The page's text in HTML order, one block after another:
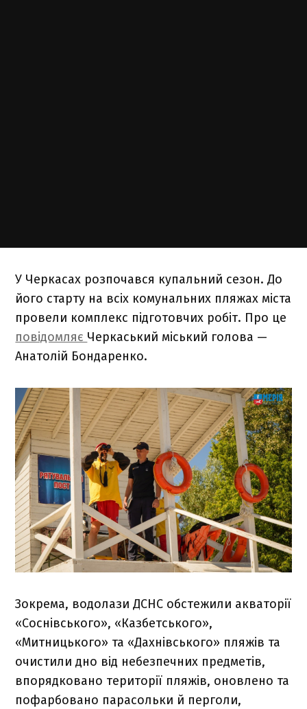
У Черкасах розпочався купальний сезон. До
його старту на всіх комунальних пляжах міста
провели комплекс підготовчих робіт. Про це
повідомляє Черкаський міський голова —
Анатолій Бондаренко.
Зокрема, водолази ДСНС обстежили акваторії
«Соснівського», «Казбетського»,
«Митницького» та «Дахнівського» пляжів та
очистили дно від небезпечних предметів,
впорядковано території пляжів, оновлено та
пофарбовано парасольки й перголи,